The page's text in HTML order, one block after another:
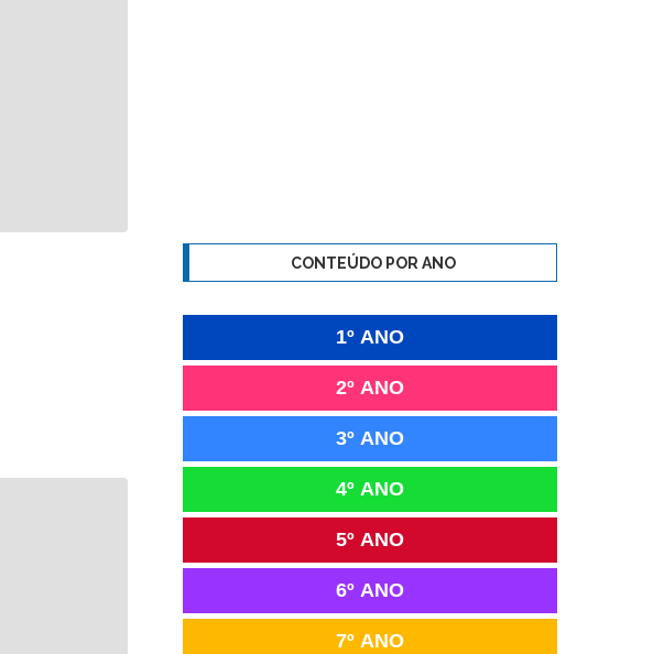
CONTEÚDO POR ANO
1º ANO
2º ANO
3º ANO
4º ANO
5º ANO
6º ANO
7º ANO